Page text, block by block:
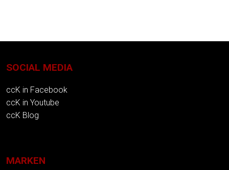
SOCIAL MEDIA
ccK in Facebook
ccK in Youtube
ccK Blog
MARKEN